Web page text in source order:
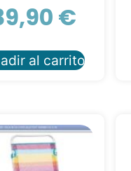
€
al carrito